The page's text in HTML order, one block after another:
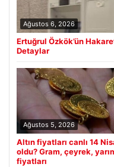
Ağustos 6, 2026
Ertuğrul Özkök’ün
Detaylar
Ağustos 5, 2026
Altın fiyatları canlı 14
oldu? Gram, çeyrek,
fiyatları